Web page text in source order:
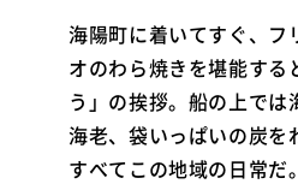
海陽町に着いてすぐ、
オのわら焼きを堪能す
う」の挨拶。船の上で
海老、袋いっぱいの炭
すべてこの地域の日常だ。